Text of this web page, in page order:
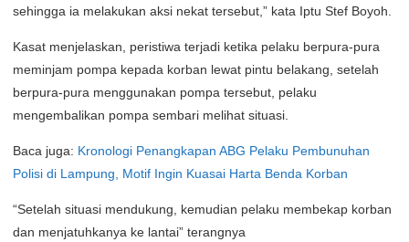
sehingga ia melakukan aksi nekat tersebut,” kata Iptu Stef Boyoh.
Kasat menjelaskan, peristiwa terjadi ketika pelaku berpura-pura
meminjam pompa kepada korban lewat pintu belakang, setelah
berpura-pura menggunakan pompa tersebut, pelaku
mengembalikan pompa sembari melihat situasi.
Baca juga: Kronologi Penangkapan ABG Pelaku Pembunuhan
Polisi di Lampung, Motif Ingin Kuasai Harta Benda Korban
“Setelah situasi mendukung, kemudian pelaku membekap korban
dan menjatuhkanya ke lantai” terangnya